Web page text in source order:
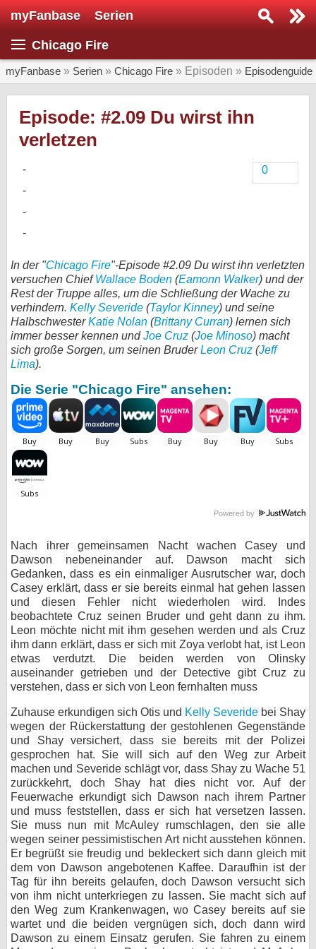
myFanbase Serien
Chicago Fire
myFanbase » Serien » Chicago Fire » Episoden » Episodenguide
Episode: #2.09 Du wirst ihn
verletzen
0
In der "Chicago Fire"-Episode #2.09 Du wirst ihn verletzten
versuchen ChiefWallace Boden (Eamonn Walker) und der
Rest der Truppe alles, um die Schließung der Wache zu
verhindern. Kelly Severide (Taylor Kinney) und seine
HalbschwesterKatie Nolan (Brittany Curran) lernen sich
immer besser kennen undJoe Cruz (Joe Minoso) macht
sich große Sorgen, um seinen BruderLeon Cruz (Jeff
Lima).
Die Serie "Chicago Fire" ansehen:
Powered by
Nach ihrer gemeinsamen Nacht wachen Casey und
Dawson nebeneinander auf. Dawson macht sich
Gedanken, dass es ein einmaliger Ausrutscher war, doch
Casey erklärt, dass er sie bereits einmal hat gehen lassen
und diesen Fehler nicht wiederholen wird. Indes
beobachtete Cruz seinen Bruder und geht dann zu ihm.
Leon möchte nicht mit ihm gesehen werden und als Cruz
ihm dann erklärt, dass er sich mit Zoya verlobt hat, ist Leon
etwas verdutzt. Die beiden werden von Olinsky
auseinander getrieben und der Detective gibt Cruz zu
verstehen, dass er sich von Leon fernhalten muss
Zuhause erkundigen sich Otis und Kelly Severide bei Shay
wegen der Rückerstattung der gestohlenen Gegenstände
und Shay versichert, dass sie bereits mit der Polizei
gesprochen hat. Sie will sich auf den Weg zur Arbeit
machen und Severide schlägt vor, dass Shay zu Wache 51
zurückkehrt, doch Shay hat dies nicht vor. Auf der
Feuerwache erkundigt sich Dawson nach ihrem Partner
und muss feststellen, dass er sich hat versetzen lassen.
Sie muss nun mit McAuley rumschlagen, den sie alle
wegen seiner pessimistischen Art nicht ausstehen können.
Er begrüßt sie freudig und bekleckert sich dann gleich mit
dem von Dawson angebotenen Kaffee. Daraufhin ist der
Tag für ihn bereits gelaufen, doch Dawson versucht sich
von ihm nicht unterkriegen zu lassen. Sie macht sich auf
den Weg zum Krankenwagen, wo Casey bereits auf sie
wartet und die beiden vergnügen sich, doch dann wird
Dawson zu einem Einsatz gerufen. Sie fahren zu einem
Serie suchen...
SERIEN
Kolumnen
Gewinnspiele
Forum
bei X
Kontakt
Nutzungsbedingungen
Desktop-Ansicht
myFanbase